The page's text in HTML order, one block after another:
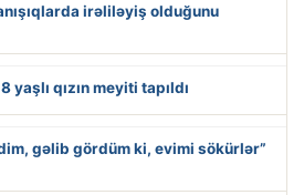
irəliləyiş olduğunu
yaşlı qızın meyiti tapıldı
gəlib gördüm ki, evimi sökürlər”